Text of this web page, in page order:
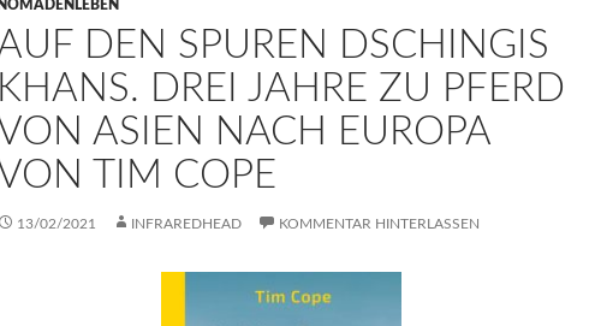
NOMADENLEBEN
DEN SPUREN DSCHINGIS
KHANS. DREI JAHRE ZU PFERD
ASIEN NACH EUROPA
TIM COPE
13/02/2021 INFRAREDHEAD KOMMENTAR HINTERLASSEN